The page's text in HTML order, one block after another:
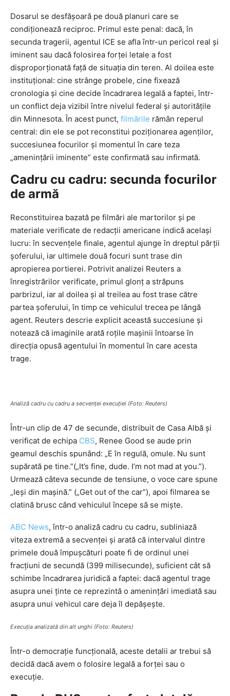
Dosarul se desfășoară pe două planuri care se
condiționează reciproc. Primul este penal: dacă, în
secunda tragerii, agentul ICE se afla într-un pericol real și
iminent sau dacă folosirea forței letale a fost
disproporționată față de situația din teren. Al doilea este
instituțional: cine strânge probele, cine fixează
cronologia și cine decide încadrarea legală a faptei, într-
un conflict deja vizibil între nivelul federal și autoritățile
din Minnesota. În acest punct, filmările rămân reperul
central: din ele se pot reconstitui poziționarea agenților,
succesiunea focurilor și momentul în care teza
„amenințării iminente” este confirmată sau infirmată.
Cadru cu cadru: secunda focurilor
de armă
Reconstituirea bazată pe filmări ale martorilor și pe
materiale verificate de redacții americane indică același
lucru: în secvențele finale, agentul ajunge în dreptul părții
șoferului, iar ultimele două focuri sunt trase din
apropierea portierei. Potrivit analizei Reuters a
înregistrărilor verificate, primul glonț a străpuns
parbrizul, iar al doilea și al treilea au fost trase către
partea șoferului, în timp ce vehiculul trecea pe lângă
agent. Reuters descrie explicit această succesiune și
notează că imaginile arată roțile mașinii întoarse în
direcția opusă agentului în momentul în care acesta
trage.
Analiză cadru cu cadru a secvenței execuției (Foto: Reuters)
Într-un clip de 47 de secunde, distribuit de Casa Albă și
verificat de echipa CBS, Renee Good se aude prin
geamul deschis spunând: „E în regulă, omule. Nu sunt
supărată pe tine.”(„It’s fine, dude. I’m not mad at you.”).
Urmează câteva secunde de tensiune, o voce care spune
„Ieși din mașină.” („Get out of the car”), apoi filmarea se
clatină brusc când vehiculul începe să se miște.
ABC News, într-o analiză cadru cu cadru, subliniază
viteza extremă a secvenței și arată că intervalul dintre
primele două împușcături poate fi de ordinul unei
fracțiuni de secundă (399 milisecunde), suficient cât să
schimbe încadrarea juridică a faptei: dacă agentul trage
asupra unei ținte ce reprezintă o amenințări imediată sau
asupra unui vehicul care deja îl depășește.
Execuția analizată din alt unghi (Foto: Reuters)
Într-o democrație funcțională, aceste detalii ar trebui să
decidă dacă avem o folosire legală a forței sau o
execuție.